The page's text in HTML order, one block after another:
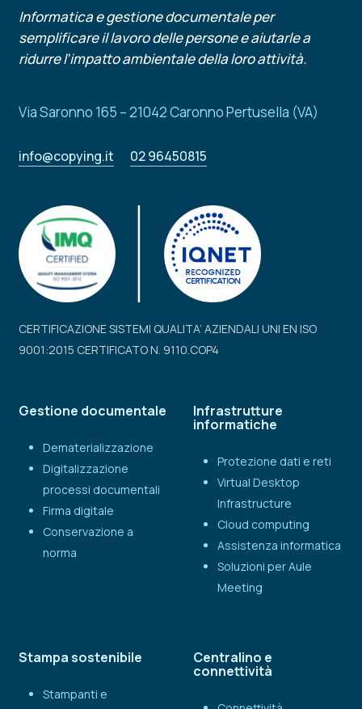
Informatica e gestione documentale per
semplificare il lavoro delle persone e aiutarle a
ridurre l’impatto ambientale della loro attività.
Via Saronno 165 – 21042 Caronno Pertusella (VA)
info@copying.it 02 96450815
CERTIFICAZIONE SISTEMI QUALITA’ AZIENDALI UNI EN ISO
9001:2015 CERTIFICATO N. 9110.COP4
Gestione documentale
Dematerializzazione
Digitalizzazione
processi documentali
Firma digitale
Conservazione a
norma
Infrastrutture
informatiche
Protezione dati e reti
Virtual Desktop
Infrastructure
Cloud computing
Assistenza informatica
Soluzioni per Aule
Meeting
Stampa sostenibile
Stampanti e
Centralino e
connettività